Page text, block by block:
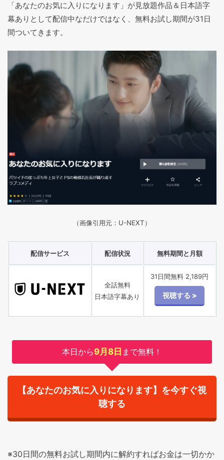
「あなたのお気に入りになります」が見放題作品＆日本語字
幕ありとして配信中なだけではなく、無料お試し期間が31日
間ついてきます。
（画像引用元：U-NEXT）
配信サービス 配信状況 無料期間と月額
全話無料
日本語字幕あり
31日間無料 2,189円
本日から9月8日 まで無料！
【あなたのお気に入りになります】を今すぐ視
聴する
※30日間の無料お試し期間内に解約すればお金は一切かか